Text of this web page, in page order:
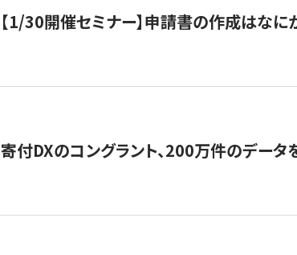
【1/30開催セミナー】申請書の作成はな
寄付DXのコングラント、200万件のデー